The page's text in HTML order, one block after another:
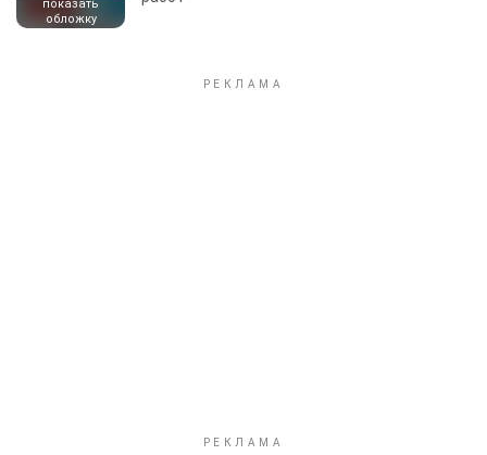
показать
обложку